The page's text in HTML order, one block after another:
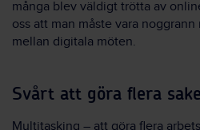
många blev väldigt trötta av
oss att man måste vara
mellan digitala möten.
Svårt att göra flera
Multitasking – att göra flera